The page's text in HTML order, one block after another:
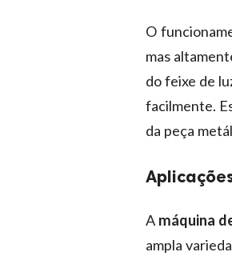
O
mas
do feixe de
facilmente.
da peça
A máquina
ampla